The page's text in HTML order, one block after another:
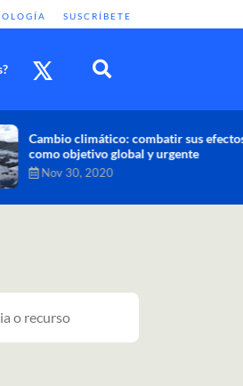
SUSCRÍBETE
combatir sus efectos
global y urgente